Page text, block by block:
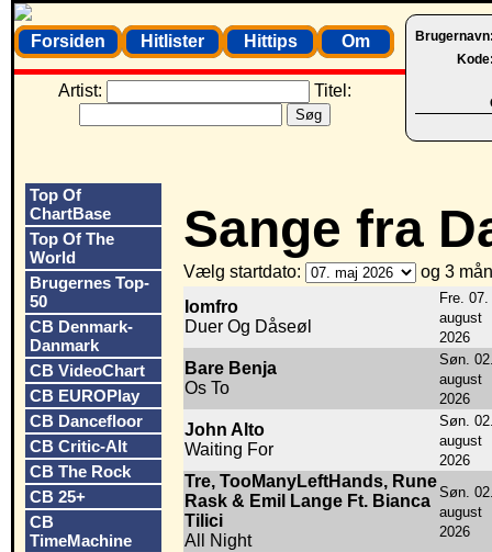
Forsiden Hitlister Hittips Om
Artist: Titel:
Top Of
ChartBase
Top Of The
World
Brugernes Top-
50
CB Denmark-
Danmark
CB VideoChart
CB EUROPlay
CB Dancefloor
CB Critic-Alt
CB The Rock
CB 25+
CB
TimeMachine
Sange fra
Vælg startdato:
og 3
Iomfro
Duer Og Dåseøl
Fre. 07.
august
2026
Bare Benja
Os To
Søn.
august
2026
John Alto
Waiting For
Søn.
august
2026
Tre, TooManyLeftHands, Rune
Rask & Emil Lange Ft. Bianca
Tilici
All Night
Søn.
august
2026